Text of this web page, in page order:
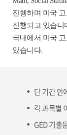
진행하며 미국
진행되고 있습니
국내에서 미국
있습니다.
단 기간 안
각 과목별
GED 기출